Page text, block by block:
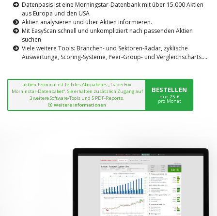
Datenbasis ist eine Morningstar-Datenbank mit über 15.000 Aktien
aus Europa und den USA
Aktien analysieren und über Aktien informieren.
Mit EasyScan schnell und unkompliziert nach passenden Aktien
suchen
Viele weitere Tools: Branchen- und Sektoren-Radar, zyklische
Auswertunge, Scoring-Systeme, Peer-Group- und Vergleichscharts....
aktien Terminal ist Teil des Abopaketes „TraderFox
Morninstar-Datenpaket“. Sie erhalten zusätzlich Zugang auf
3 weitere Software-Tools und 5 PDF-Reports.
Weitere Informationen
BESTELLEN
nur 25 €
pro Monat